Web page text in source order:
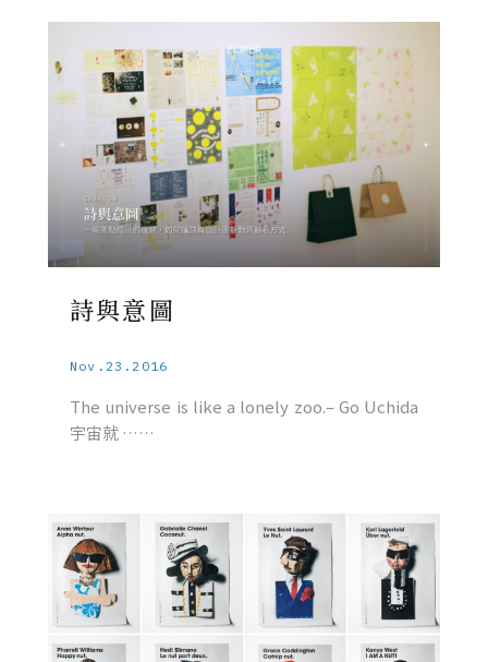
詩與意圖
Nov.23.2016
The universe is like a lonely zoo.– Go Uchida
宇宙就 ……